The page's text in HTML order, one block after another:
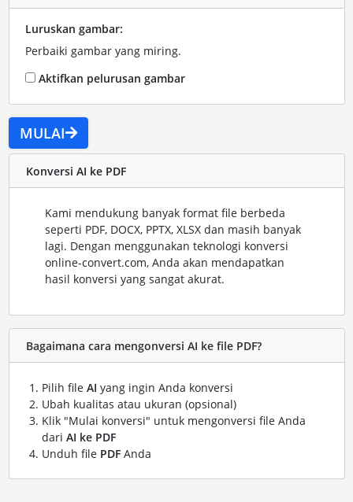
Luruskan gambar:
Perbaiki gambar yang miring.
Aktifkan pelurusan gambar
MULAI
Konversi AI ke PDF
Kami mendukung banyak format file berbeda
seperti PDF, DOCX, PPTX, XLSX dan masih banyak
lagi. Dengan menggunakan teknologi konversi
online-convert.com, Anda akan mendapatkan
hasil konversi yang sangat akurat.
Bagaimana cara mengonversi AI ke file PDF?
Pilih file AI yang ingin Anda konversi
Ubah kualitas atau ukuran (opsional)
Klik "Mulai konversi" untuk mengonversi file Anda
dari AI ke PDF
Unduh file PDFAnda